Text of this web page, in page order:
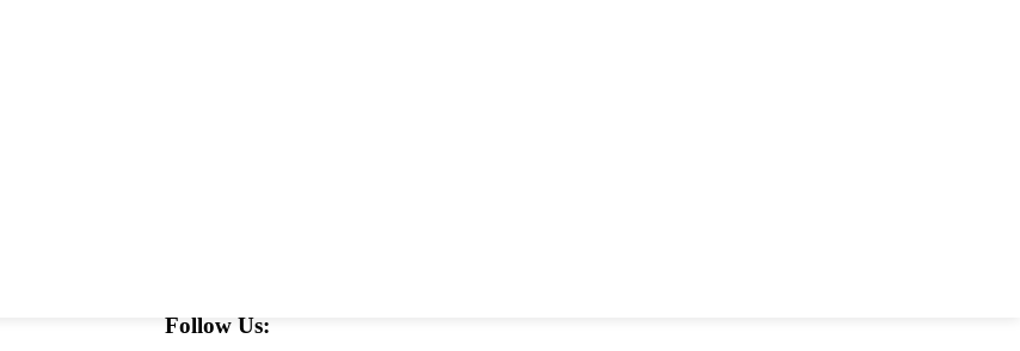
Production and Reproduction of and Better Health Maintenance
Follow Us: